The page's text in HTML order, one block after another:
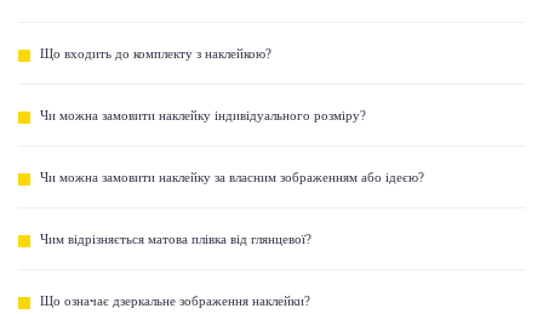
Що входить до комплекту з наклейкою?
Чи можна замовити наклейку індивідуального розміру?
Чи можна замовити наклейку за власним зображенням або ідеєю?
Чим відрізняється матова плівка від глянцевої?
Що означає дзеркальне зображення наклейки?